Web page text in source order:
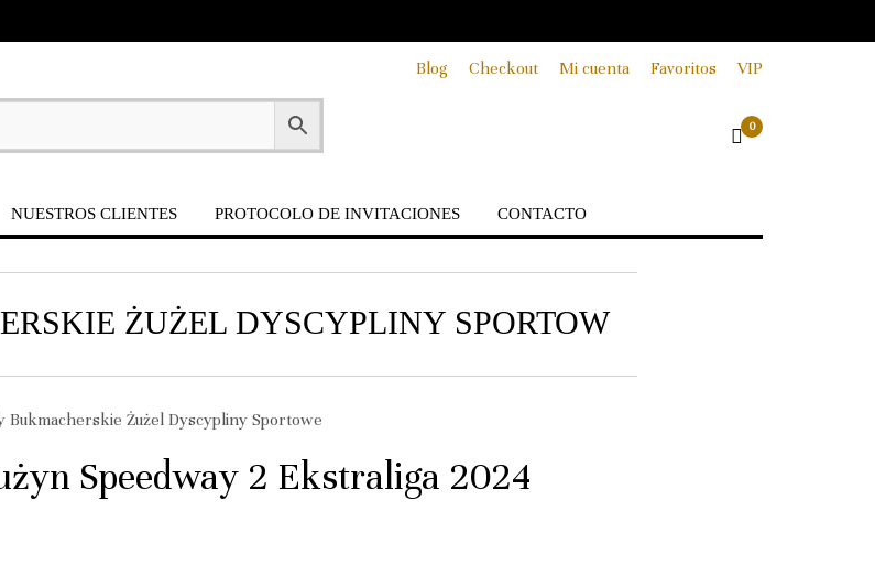
Blog Checkout Mi cuenta Favoritos VIP
0
NUESTROS CLIENTES PROTOCOLO DE INVITACIONES CONTACTO
ŻUŻEL DYSCYPLINY SPORTOW
Bukmacherskie Żużel Dyscypliny Sportowe
Speedway 2 Ekstraliga 2024